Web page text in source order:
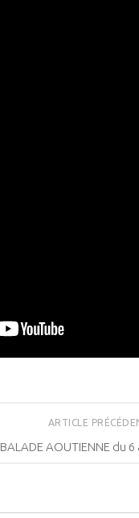
ARTICLE
BALADE AOUTIENNE du